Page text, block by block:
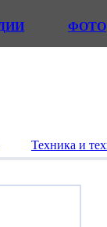
ФОТО
Техника и